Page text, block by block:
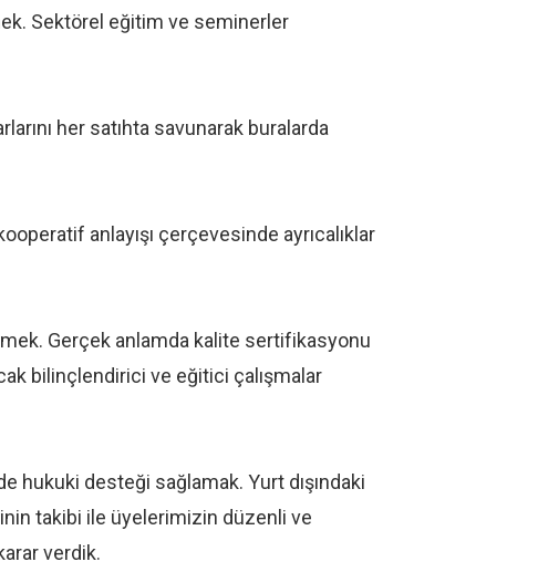
Sektörel eğitim ve seminerler
her satıhta savunarak buralarda
anlayışı çerçevesinde ayrıcalıklar
Gerçek anlamda kalite sertifikasyonu
bilinçlendirici ve eğitici çalışmalar
hukuki desteği sağlamak. Yurt dışındaki
takibi ile üyelerimizin düzenli ve
verdik.